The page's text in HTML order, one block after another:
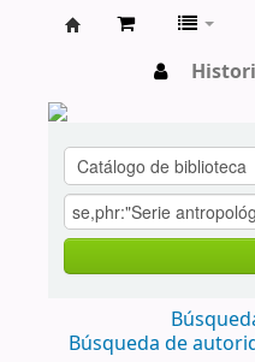
Búsqueda de